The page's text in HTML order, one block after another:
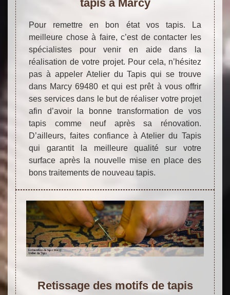
tapis à Marcy
Pour remettre en bon état vos tapis. La
meilleure chose à faire, c’est de contacter les
spécialistes pour venir en aide dans la
réalisation de votre projet. Pour cela, n’hésitez
pas à appeler Atelier du Tapis qui se trouve
dans Marcy 69480 et qui est prêt à vous offrir
ses services dans le but de réaliser votre projet
afin d’avoir la bonne transformation de vos
tapis comme neuf après sa rénovation.
D’ailleurs, faites confiance à Atelier du Tapis
qui garantit la meilleure qualité sur votre
surface après la nouvelle mise en place des
bons traitements de nouveau tapis.
Retissage des motifs de tapis